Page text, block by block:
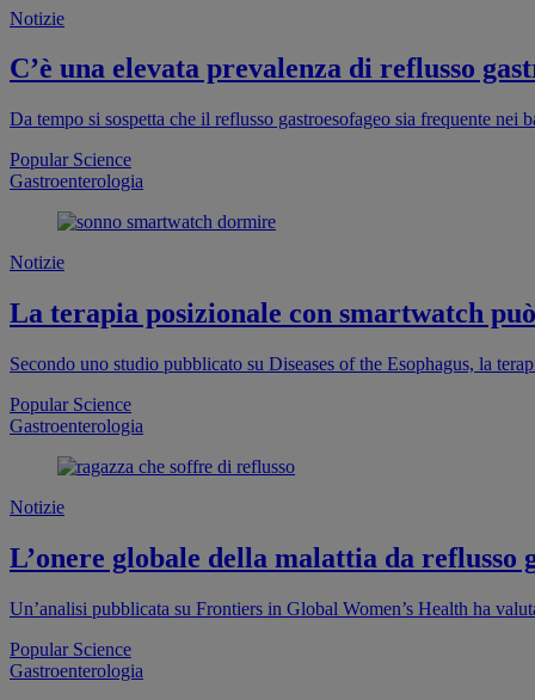
Notizie
C’è una elevata prevalenza di reflusso
Da tempo si sospetta che il reflusso gastroesofageo sia frequente
Popular Science
Gastroenterologia
Notizie
La terapia posizionale con smartwatch
Secondo uno studio pubblicato su Diseases of the Esophagus, la
Popular Science
Gastroenterologia
Notizie
L’onere globale della malattia da reflusso
Un’analisi pubblicata su Frontiers in Global Women’s Health ha
Popular Science
Gastroenterologia